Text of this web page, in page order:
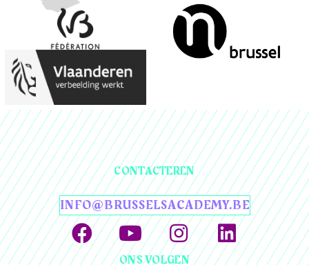
CONTACTEREN
INFO@BRUSSELSACADEMY.BE
ONS VOLGEN